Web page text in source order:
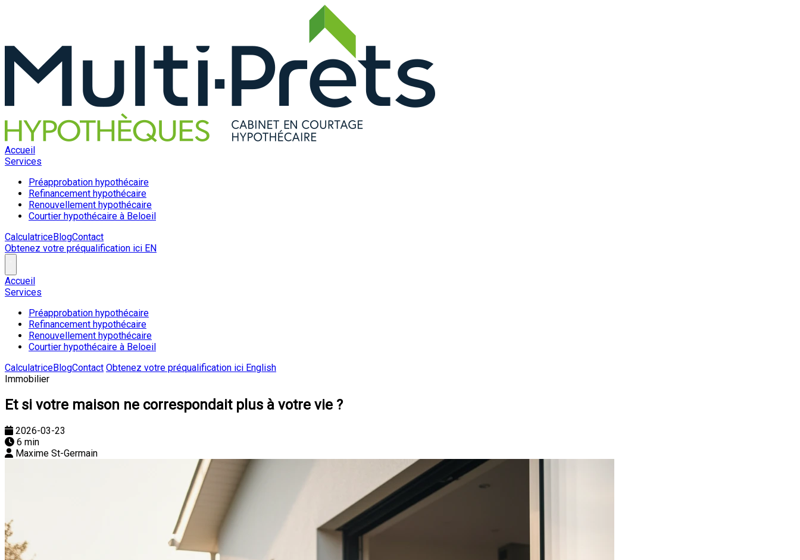
Accueil
Services
Préapprobation hypothécaire
Refinancement hypothécaire
Renouvellement hypothécaire
Courtier hypothécaire à Beloeil
CalculatriceBlogContact
Obtenez votre préqualification ici EN
Accueil
Services
Préapprobation hypothécaire
Refinancement hypothécaire
Renouvellement hypothécaire
Courtier hypothécaire à Beloeil
CalculatriceBlogContact Obtenez votre préqualification ici English
Immobilier
Et si votre maison ne correspondait plus à votre vie ?
2026-03-23
6 min
Maxime St-Germain